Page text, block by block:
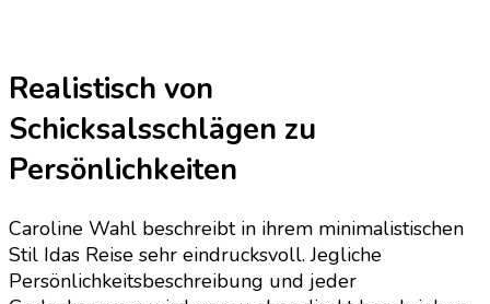
Realistisch von
Schicksalsschlägen zu
Persönlichkeiten
Caroline Wahl beschreibt in ihrem minimalistischen
Stil Idas Reise sehr eindrucksvoll. Jegliche
Persönlichkeitsbeschreibung und jeder